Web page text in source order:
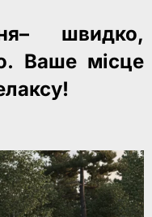
швидко,
Ваше місце